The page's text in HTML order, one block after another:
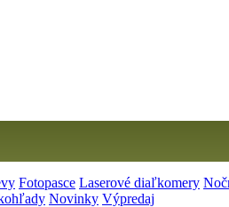
Fotopasce Laserové diaľkomery
Novinky Výpredaj